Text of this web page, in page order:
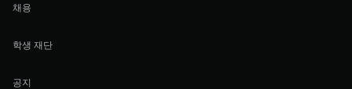
채용
학생 재단
공지